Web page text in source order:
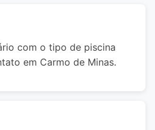
com o tipo de piscina
em Carmo de Minas.